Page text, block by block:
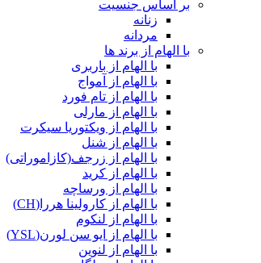
بر اساس جنسیت
زنانه
مردانه
با الهام از برند ها
با الهام از باربری
با الهام از آمواج
با الهام از تام فورد
با الهام از مارلی
با الهام از ویکتوریا سیکرت
با الهام از شنل
با الهام از زرجف(کازاموراتی)
با الهام از کرید
با الهام از ورساچه
با الهام از کارولینا هررا(CH)
با الهام از لنکوم
با الهام از ایو سن لورن(YSL)
با الهام از لنوین